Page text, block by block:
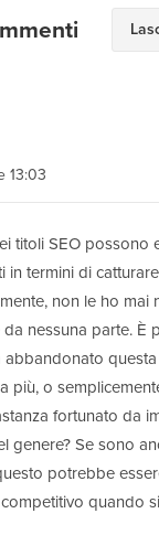
13:03
titoli SEO possono
in termini di
non le ho mai
nessuna parte. È
più, o
fortunato da
genere? Se sono
potrebbe
quando